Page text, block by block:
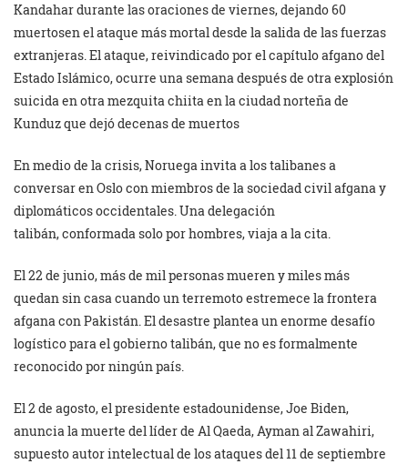
Kandahar durante las oraciones de viernes, dejando 60
muertosen el ataque más mortal desde la salida de las fuerzas
extranjeras. El ataque, reivindicado por el capítulo afgano del
Estado Islámico, ocurre una semana después de otra explosión
suicida en otra mezquita chiita en la ciudad norteña de
Kunduz que dejó decenas de muertos
En medio de la crisis, Noruega invita a los talibanes a
conversar en Oslo con miembros de la sociedad civil afgana y
diplomáticos occidentales. Una delegación
talibán, conformada solo por hombres, viaja a la cita.
El 22 de junio, más de mil personas mueren y miles más
quedan sin casa cuando un terremoto estremece la frontera
afgana con Pakistán. El desastre plantea un enorme desafío
logístico para el gobierno talibán, que no es formalmente
reconocido por ningún país.
El 2 de agosto, el presidente estadounidense, Joe Biden,
anuncia la muerte del líder de Al Qaeda, Ayman al Zawahiri,
supuesto autor intelectual de los ataques del 11 de septiembre